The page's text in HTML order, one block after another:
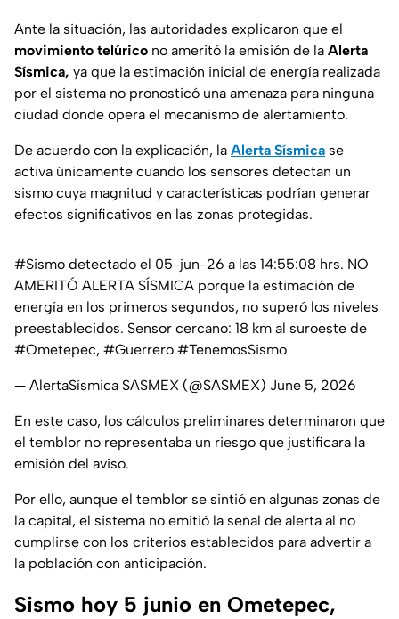
Ante la situación, las autoridades explicaron que el
movimiento telúrico no ameritó la emisión de la Alerta
Sísmica, ya que la estimación inicial de energía realizada
por el sistema no pronosticó una amenaza para ninguna
ciudad donde opera el mecanismo de alertamiento.
De acuerdo con la explicación, la Alerta Sísmica se
activa únicamente cuando los sensores detectan un
sismo cuya magnitud y características podrían generar
efectos significativos en las zonas protegidas.
#Sismo detectado el 05-jun-26 a las 14:55:08 hrs. NO
AMERITÓ ALERTA SÍSMICA porque la estimación de
energía en los primeros segundos, no superó los niveles
preestablecidos. Sensor cercano: 18 km al suroeste de
#Ometepec, #Guerrero #TenemosSismo
— AlertaSísmica SASMEX (@SASMEX) June 5, 2026
En este caso, los cálculos preliminares determinaron que
el temblor no representaba un riesgo que justificara la
emisión del aviso.
Por ello, aunque el temblor se sintió en algunas zonas de
la capital, el sistema no emitió la señal de alerta al no
cumplirse con los criterios establecidos para advertir a
la población con anticipación.
Sismo hoy 5 junio en Ometepec,